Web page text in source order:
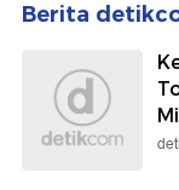
Berita